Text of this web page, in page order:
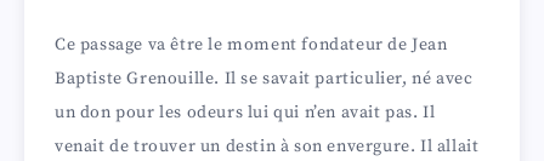
Ce passage va être le moment fondateur de Jean
Baptiste Grenouille. Il se savait particulier, né avec
un don pour les odeurs lui qui n’en avait pas. Il
venait de trouver un destin à son envergure. Il allait